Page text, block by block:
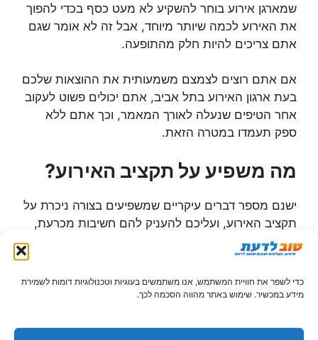
כדי לשפר את חוויית המשתמש, אנו משתמשים בעוגיות וטכנולוגיות דומות לשמירת
מידע במכשיר. שימוש באתר מהווה הסכמה לכך.
שמארגן אירוע בוחר להשקיע לא מעט כסף בכדי להפוך
את האירוע לכמה שיותר מיוחד, אבל זה לא אומר שגם
אתם צריכים להיות חלק מהתופעה.
אם אתם רוצים לצמצם משמעותית את ההוצאות שלכם
בעת ארגון האירוע בתל אביב, אתם יכולים פשוט לעקוב
אחר הטיפים שנעלה לאורך המאמר, וכך אתם ללא
ספק תעמדו במטרה הזאת.
מה משפיע על תקציב האירוע?
ישנם מספר דברים עיקריים שמשפיעים בצורה ניכרת על
תקציב האירוע, ועליכם להעניק להם חשיבות מכרעת,
שכן הם יכולים להביא לכדי שינוי עצום בדרך שבה אתם
תופסים את הדברים בסופו של דבר.
אולם האירועים שאתם בוחרים לשכור למשל, זה משהו
של האירוע שלכם. אם אתם רוצים לצמצם את